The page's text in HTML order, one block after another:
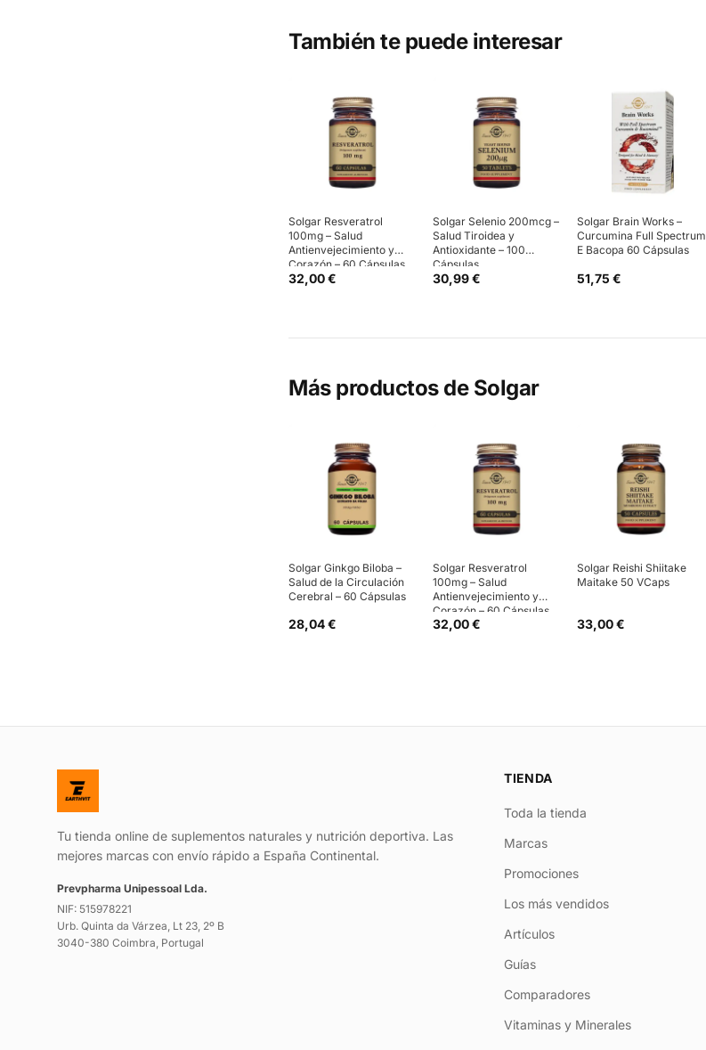
También te puede interesar
Solgar Resveratrol
100mg – Salud
Antienvejecimiento y
Corazón – 60 Cápsulas
32,00 €
Solgar Selenio 200mcg –
Salud Tiroidea y
Antioxidante – 100
Cápsulas
30,99 €
Solgar Brain Works –
Curcumina Full Spectrum
E Bacopa 60 Cápsulas
51,75 €
Más productos de Solgar
Solgar Ginkgo Biloba –
Salud de la Circulación
Cerebral – 60 Cápsulas
28,04 €
Solgar Resveratrol
100mg – Salud
Antienvejecimiento y
Corazón – 60 Cápsulas
32,00 €
Solgar Reishi Shiitake
Maitake 50 VCaps
33,00 €
Tu tienda online de suplementos naturales y nutrición deportiva. Las
mejores marcas con envío rápido a España Continental.
Prevpharma Unipessoal Lda.
NIF: 515978221
Urb. Quinta da Várzea, Lt 23, 2º B
3040-380 Coimbra, Portugal
TIENDA
Toda la tienda
Marcas
Promociones
Los más vendidos
Artículos
Guías
Comparadores
Vitaminas y Minerales